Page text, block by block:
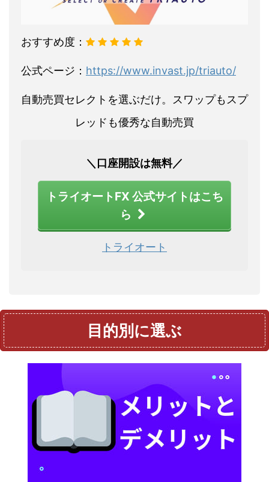
おすすめ度：
公式ページ： https://www.invast.jp/triauto/
自動売買セレクトを選ぶだけ。スワップもスプ
レッドも優秀な自動売買
＼口座開設は無料／
トライオートFX 公式サイトはこち
ら
トライオート
目的別に選ぶ